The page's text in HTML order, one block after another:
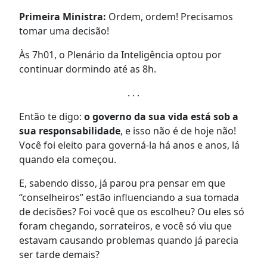
Primeira Ministra: Ordem, ordem! Precisamos
tomar uma decisão!
Às 7h01, o Plenário da Inteligência optou por
continuar dormindo até as 8h.
. . .
Então te digo: o governo da sua vida está sob a
sua responsabilidade, e isso não é de hoje não!
Você foi eleito para governá-la há anos e anos, lá
quando ela começou.
E, sabendo disso, já parou pra pensar em que
“conselheiros” estão influenciando a sua tomada
de decisões? Foi você que os escolheu? Ou eles só
foram chegando, sorrateiros, e você só viu que
estavam causando problemas quando já parecia
ser tarde demais?